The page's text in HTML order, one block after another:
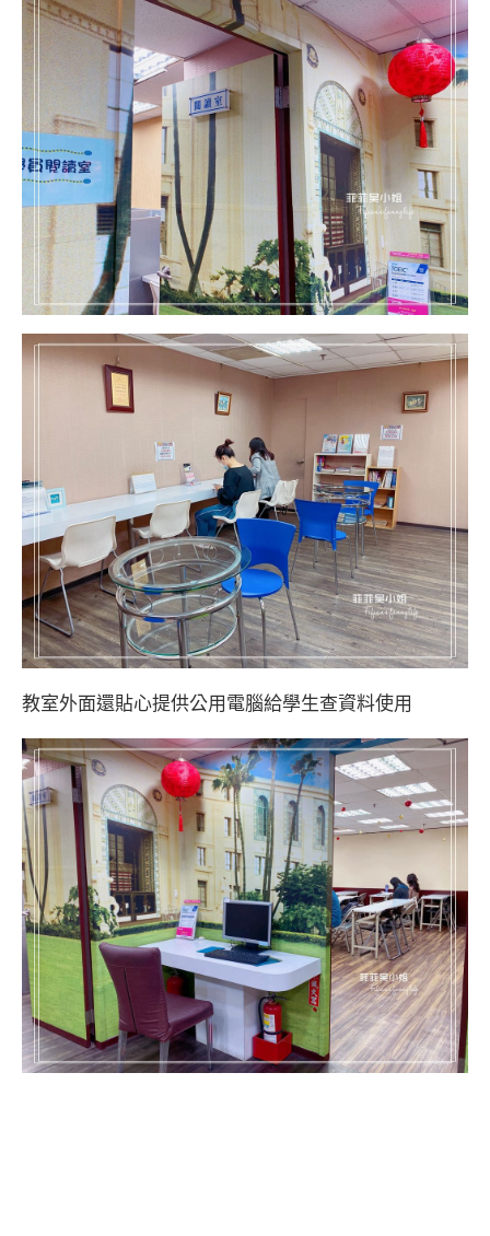
教室外面還貼心提供公用電腦給學生查資料使用